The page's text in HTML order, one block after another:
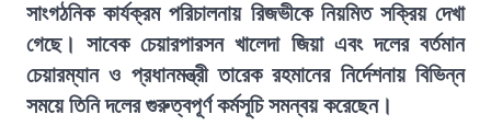
সাংগঠনিক কার্যক্রম পরিচালনায় রিজভীকে নিয়মিত সক্রিয় দেখা
গেছে। সাবেক চেয়ারপারসন খালেদা জিয়া এবং দলের বর্তমান
চেয়ারম্যান ও প্রধানমন্ত্রী তারেক রহমানের নির্দেশনায় বিভিন্ন
সময়ে তিনি দলের গুরুত্বপূর্ণ কর্মসূচি সমন্বয় করেছেন।